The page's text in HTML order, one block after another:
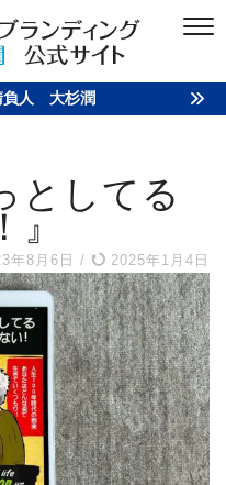
負人 大杉潤
としてる
年8月6日 / 2025年1月4日